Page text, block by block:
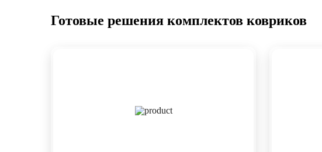
Готовые решения комплектов ковриков